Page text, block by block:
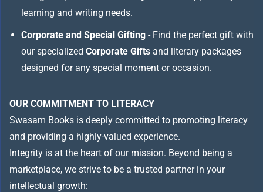
learning and writing needs.
Corporate and Special Gifting - Find the perfect gift with
our specialized Corporate Gifts and literary packages
designed for any special moment or occasion.
OUR COMMITMENT TO LITERACY
Swasam Books is deeply committed to promoting literacy
and providing a highly-valued experience.
Integrity is at the heart of our mission. Beyond being a
marketplace, we strive to be a trusted partner in your
intellectual growth: